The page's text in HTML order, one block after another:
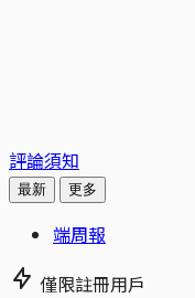
評論須知
最新 更多
端周報
僅限註冊用戶